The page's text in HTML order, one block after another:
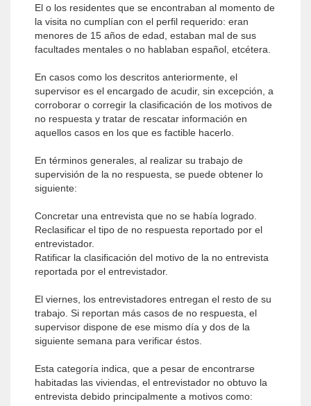
El o los residentes que se encontraban al momento de
la visita no cumplían con el perfil requerido: eran
menores de 15 años de edad, estaban mal de sus
facultades mentales o no hablaban español, etcétera.
En casos como los descritos anteriormente, el
supervisor es el encargado de acudir, sin excepción, a
corroborar o corregir la clasificación de los motivos de
no respuesta y tratar de rescatar información en
aquellos casos en los que es factible hacerlo.
En términos generales, al realizar su trabajo de
supervisión de la no respuesta, se puede obtener lo
siguiente:
Concretar una entrevista que no se había logrado.
Reclasificar el tipo de no respuesta reportado por el
entrevistador.
Ratificar la clasificación del motivo de la no entrevista
reportada por el entrevistador.
El viernes, los entrevistadores entregan el resto de su
trabajo. Si reportan más casos de no respuesta, el
supervisor dispone de ese mismo día y dos de la
siguiente semana para verificar éstos.
Esta categoría indica, que a pesar de encontrarse
habitadas las viviendas, el entrevistador no obtuvo la
entrevista debido principalmente a motivos como: